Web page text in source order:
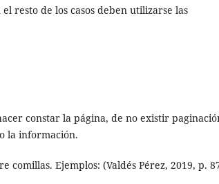
resto de los casos deben utilizarse las
constar la página, de no existir
la información.
Ejemplos: (Valdés Pérez, 2019, p.